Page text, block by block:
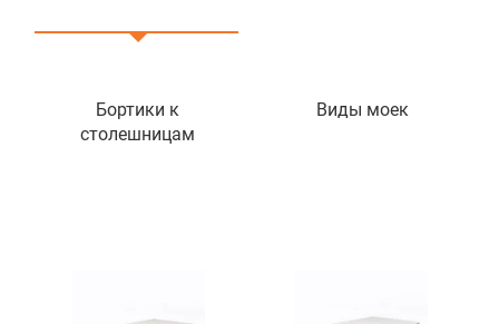
Бортики к
столешницам
Виды моек